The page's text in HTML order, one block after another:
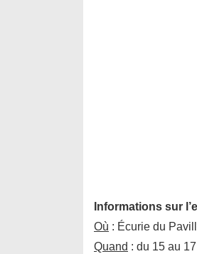
Informations sur
Où : Écurie du
Quand : du 15 au